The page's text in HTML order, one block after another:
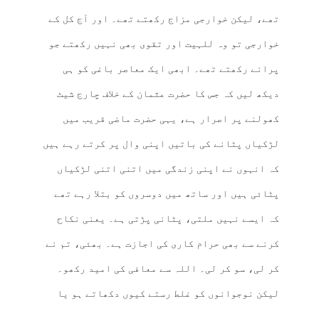
تھے، لیکن خوارجی مزاج رکھتے تھے۔ اور آج کل کے
خوارجی تو وہ للہیت اور تقوی بھی نہیں رکھتے جو
پرانے رکھتے تھے۔ ابھی ایک معاصر باغی کو ہی
دیکھ لیں کہ جس کا حضرت عثمان کے خلاف چارج شیٹ
کھولنے پر اصرار ہے، یہی حضرت ماضی قریب میں
لڑکیاں پٹانے کی باتیں اپنی وال پر کرتے رہے ہیں
کہ انہوں نے اپنی زندگی میں اتنی اتنی لڑکیاں
پٹائی ہیں اور ساتھ میں دوسروں کو بتلا رہے تھے
کہ ایسے نہیں ملتی، پٹانی پڑتی ہے۔ یعنی نکاح
کرنے سے بھی حرام کاری کی اجازت ہے۔ بھئی، تم نے
کر لی، سو کر لی۔ اللہ سے معافی کی امید رکھو۔
لیکن نوجوانوں کو غلط رستے کیوں دکھاتے ہو یا